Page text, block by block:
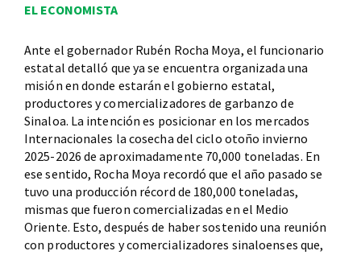
EL ECONOMISTA
Ante el gobernador Rubén Rocha Moya, el funcionario
estatal detalló que ya se encuentra organizada una
misión en donde estarán el gobierno estatal,
productores y comercializadores de garbanzo de
Sinaloa. La intención es posicionar en los mercados
Internacionales la cosecha del ciclo otoño invierno
2025-2026 de aproximadamente 70,000 toneladas. En
ese sentido, Rocha Moya recordó que el año pasado se
tuvo una producción récord de 180,000 toneladas,
mismas que fueron comercializadas en el Medio
Oriente. Esto, después de haber sostenido una reunión
con productores y comercializadores sinaloenses que,